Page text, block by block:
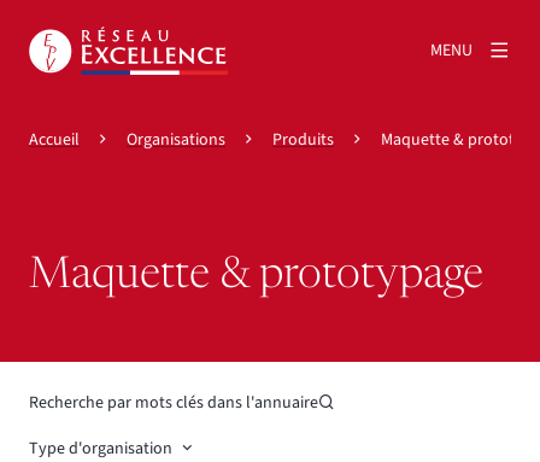
MENU
Accueil Organisations Produits Maquette &
Maquette & prototypage
Recherche par mots clés dans l'annuaire
Type d'organisation